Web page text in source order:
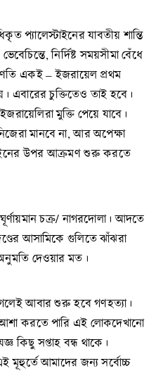
প্যালেস্টাইনের যাবতীয় শান্তি
নির্দিষ্ট সময়সীমা বেঁধে
একই – ইজরায়েল প্রথম
এবারের চুক্তিতেও তাই হবে।
মুক্তি পেয়ে যাবে।
মানবে না, আর অপেক্ষা
উপর আক্রমণ শুরু করতে
চক্র/ নাগরদোলা। আদতে
আসামিকে গুলিতে ঝাঁঝরা
দেওয়ার মত।
আবার শুরু হবে গণহত্যা।
আশা করতে পারি এই লোকদেখানো
কিছু সপ্তাহ বন্ধ থাকে।
মূহুর্তে আমাদের জন্য সর্বোচ্চ